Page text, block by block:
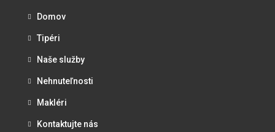
Domov
Tipéri
Naše služby
Nehnuteľnosti
Makléri
Kontaktujte nás